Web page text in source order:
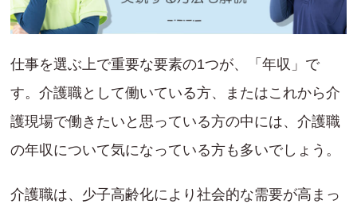
仕事を選ぶ上で重要な要素の1つが、「年収」で
す。介護職として働いている方、またはこれから介
護現場で働きたいと思っている方の中には、介護職
の年収について気になっている方も多いでしょう。
介護職は、少子高齢化により社会的な需要が高まっ